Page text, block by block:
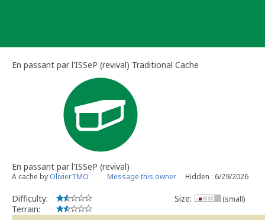
En passant par l'ISSeP (revival) Traditional Cache
En passant par l'ISSeP (revival)
A cache by OlivierTMO Message this owner Hidden : 6/29/2026
Difficulty:
Terrain:
Size: (small)